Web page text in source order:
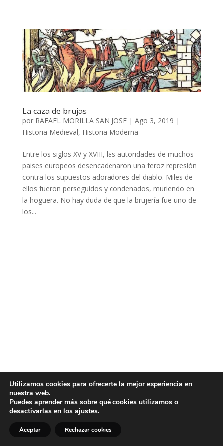
La caza de brujas
por RAFAEL MORILLA SAN JOSE| Ago 3, 2019 |
Historia Medieval, Historia Moderna
Entre los siglos XV y XVIII, las autoridades de muchos
paises europeos desencadenaron una feroz represión
contra los supuestos adoradores del diablo. Miles de
ellos fueron perseguidos y condenados, muriendo en
la hoguera. No hay duda de que la brujería fue uno de
los...
Utilizamos cookies para ofrecerte la mejor experiencia en
nuestra web.
Puedes aprender más sobre qué cookies utilizamos o
desactivarlas en los ajustes.
Aceptar Rechazar cookies